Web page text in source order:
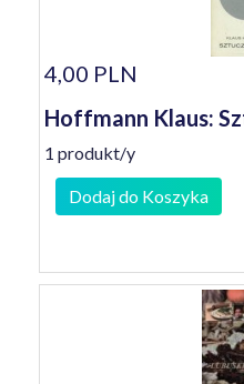
4,00 PLN
Hoffmann Klaus:
1 produkt/y
Dodaj do Koszyka